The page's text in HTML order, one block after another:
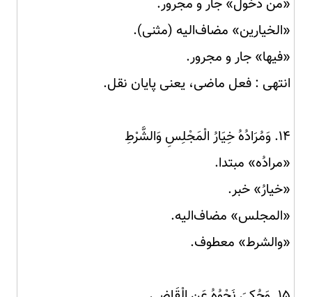
«من دخول» جار و مجرور.
«الخيارين» مضاف‌الیه (مثنی).
«فيها» جار و مجرور.
انتهى : فعل ماضی، یعنی پایان نقل.
۱۴. وَمُرَادُهُ خِيَارُ الْمَجْلِسِ وَالشَّرْطِ
«مرادُه» مبتدا.
«خيارُ» خبر.
«المجلس» مضاف‌الیه.
«والشرط» معطوف.